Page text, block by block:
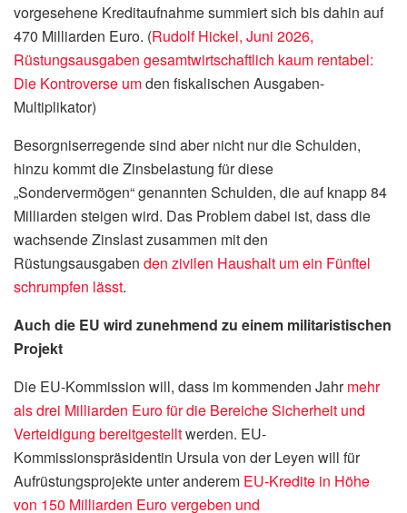
vorgesehene Kreditaufnahme summiert sich bis dahin auf
470 Milliarden Euro. (Rudolf Hickel, Juni 2026,
Rüstungsausgaben gesamtwirtschaftlich kaum rentabel:
Die Kontroverse umden fiskalischen Ausgaben-
Multiplikator)
Besorgniserregende sind aber nicht nur die Schulden,
hinzu kommt die Zinsbelastung für diese
„Sondervermögen“ genannten Schulden, die auf knapp 84
Milliarden steigen wird. Das Problem dabei ist, dass die
wachsende Zinslast zusammen mit den
Rüstungsausgaben den zivilen Haushalt um ein Fünftel
schrumpfen lässt.
Auch die EU wird zunehmend zu einem militaristischen
Projekt
Die EU-Kommission will, dass im kommenden Jahrmehr
als drei Milliarden Euro für die Bereiche Sicherheit und
Verteidigung bereitgestelltwerden. EU-
Kommissionspräsidentin Ursula von der Leyen will für
Aufrüstungsprojekte unter anderem EU-Kredite in Höhe
von 150 Milliarden Euro vergeben und